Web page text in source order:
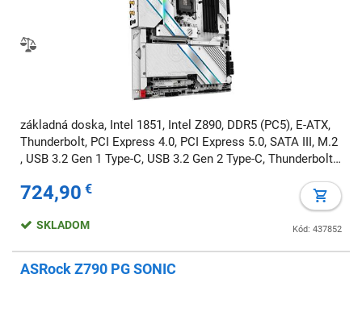
základná doska, Intel 1851, Intel Z890, DDR5 (PC5), E-ATX,
Thunderbolt, PCI Express 4.0, PCI Express 5.0, SATA III, M.2
, USB 3.2 Gen 1 Type-C, USB 3.2 Gen 2 Type-C, Thunderbolt
724,90 €
Kód: 437852
SKLADOM
ASRock Z790 PG SONIC